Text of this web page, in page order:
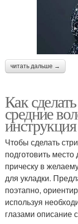
читать дальше →
Как
средние
инструкция
Чтобы сделать
подготовить
прическу в
для укладки.
поэтапно,
используя
глазами описание